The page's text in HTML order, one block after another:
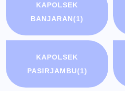
KAPOLSEK
BANJARAN(1)
KAPOLSEK
PASIRJAMBU(1)